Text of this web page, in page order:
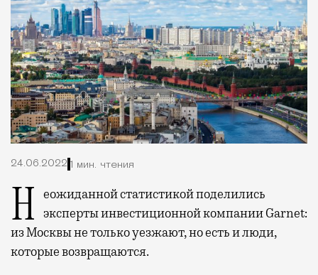
24.06.2022 1 мин. чтения
Неожиданной статистикой поделились эксперты инвестиционной компании Garnet:
из Москвы не только уезжают, но есть и люди,
которые возвращаются.